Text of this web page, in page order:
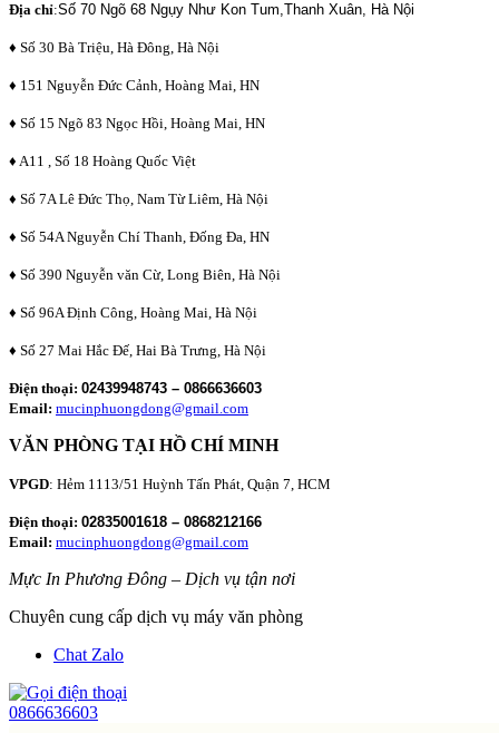
Địa chỉ:Số 70 Ngõ 68 Ngụy Như Kon Tum,Thanh Xuân, Hà Nội
♦ Số 30 Bà Triệu, Hà Đông, Hà Nội
♦ 151 Nguyễn Đức Cảnh, Hoàng Mai, HN
♦ Số 15 Ngõ 83 Ngọc Hồi, Hoàng Mai, HN
♦ A11 , Số 18 Hoàng Quốc Việt
♦ Số 7A Lê Đức Thọ, Nam Từ Liêm, Hà Nội
♦ Số 54A Nguyễn Chí Thanh, Đống Đa, HN
♦ Số 390 Nguyễn văn Cừ, Long Biên, Hà Nội
♦ Số 96A Định Công, Hoàng Mai, Hà Nội
♦ Số 27 Mai Hắc Đế, Hai Bà Trưng, Hà Nội
Điện thoại: 02439948743 – 0866636603
Email: mucinphuongdong@gmail.com
VĂN PHÒNG TẠI HỒ CHÍ MINH
VPGD: Hẻm 1113/51 Huỳnh Tấn Phát, Quận 7, HCM
Điện thoại: 02835001618 – 0868212166
Email: mucinphuongdong@gmail.com
Mực In Phương Đông – Dịch vụ tận nơi
Chuyên cung cấp dịch vụ máy văn phòng
Chat Zalo
0866636603